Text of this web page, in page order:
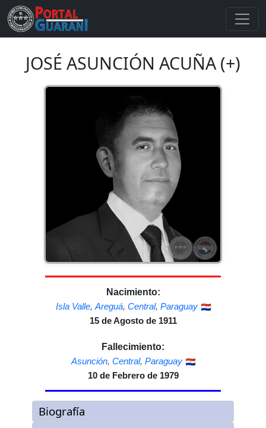
JOSÉ ASUNCIÓN ACUÑA (+)
Nacimiento:
Isla Valle, Areguá, Central, Paraguay
15 de Agosto de 1911
Fallecimiento:
Asunción, Central, Paraguay
10 de Febrero de 1979